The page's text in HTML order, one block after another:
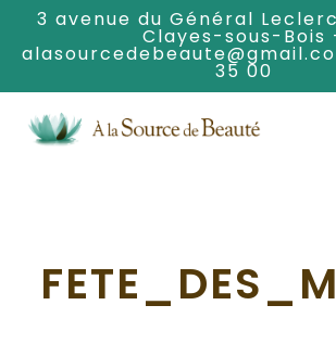
Skip
main
content
3 avenue du Général
Clayes-sous-Bois
35 00